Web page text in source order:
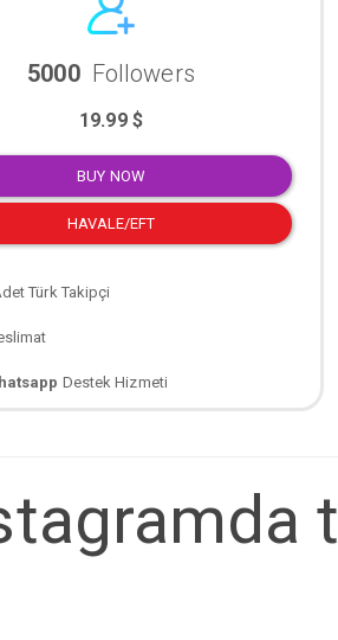
5000 Followers
19.99 $
BUY NOW
HAVALE/EFT
Türk Takipçi
Destek Hizmeti